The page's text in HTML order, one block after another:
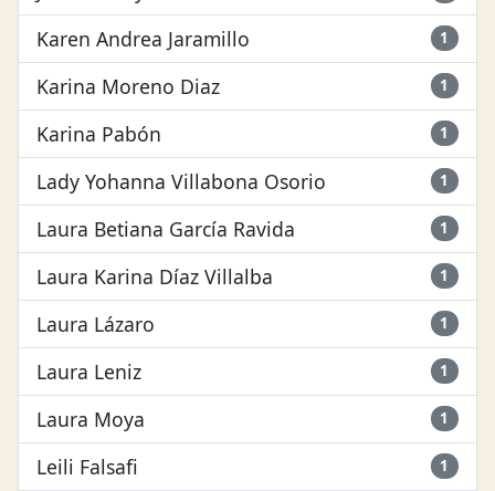
Karen Andrea Jaramillo 1
Karina Moreno Diaz 1
Karina Pabón 1
Lady Yohanna Villabona Osorio 1
Laura Betiana García Ravida 1
Laura Karina Díaz Villalba 1
Laura Lázaro 1
Laura Leniz 1
Laura Moya 1
Leili Falsafi 1